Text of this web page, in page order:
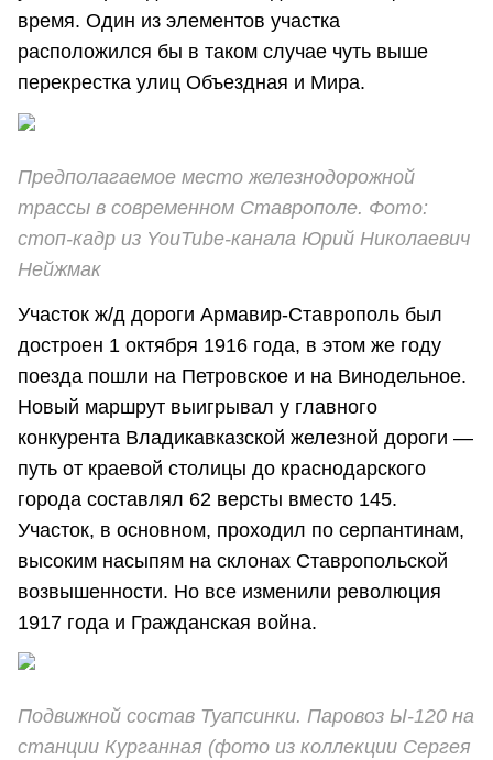
время. Один из элементов участка
расположился бы в таком случае чуть выше
перекрестка улиц Объездная и Мира.
Предполагаемое место железнодорожной
трассы в современном Ставрополе. Фото:
стоп-кадр из YouTube-канала Юрий Николаевич
Нейжмак
Участок ж/д дороги Армавир-Ставрополь был
достроен 1 октября 1916 года, в этом же году
поезда пошли на Петровское и на Винодельное.
Новый маршрут выигрывал у главного
конкурента Владикавказской железной дороги —
путь от краевой столицы до краснодарского
города составлял 62 версты вместо 145.
Участок, в основном, проходил по серпантинам,
высоким насыпям на склонах Ставропольской
возвышенности. Но все изменили революция
1917 года и Гражданская война.
Подвижной состав Туапсинки. Паровоз Ы-120 на
станции Курганная (фото из коллекции Сергея